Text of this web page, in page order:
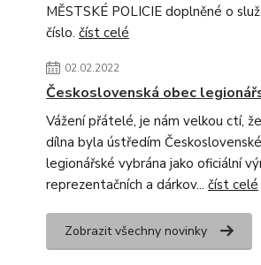
MĚSTSKÉ POLICIE doplněné o
číslo. číst celé
02.02.2022
Československá obec
Vážení přátelé, je nám velkou ctí,
dílna byla ústředím
legionářské vybrána jako oficiální
reprezentačních a dárkov... číst celé
Zobrazit všechny novinky